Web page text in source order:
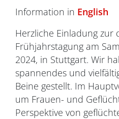
Information in English
Herzliche Einladung zur
Frühjahrstagung am
2024, in Stuttgart. Wir
spannendes und
Beine gestellt. Im
um Frauen- und
Perspektive von